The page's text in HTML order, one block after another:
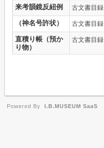
来考韻鏡反紐例 古文書目録
（神名号許状） 古文書目録
直積り帳（預か
り物）
古文書目録
Powered By I.B.MUSEUM SaaS